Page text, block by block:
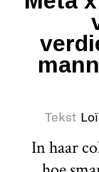
Tekst
In haar